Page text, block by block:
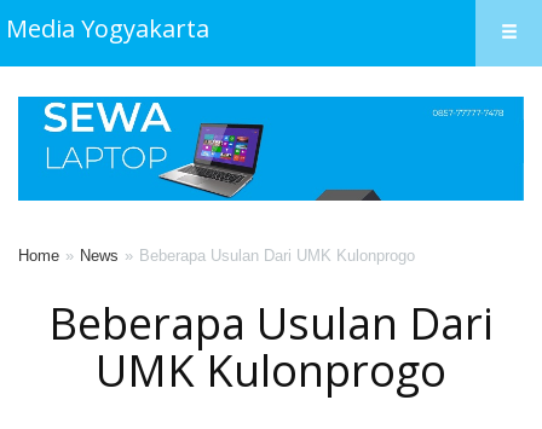
Media Yogyakarta
Home News Beberapa Usulan Dari UMK Kulonprogo
Beberapa Usulan Dari
UMK Kulonprogo